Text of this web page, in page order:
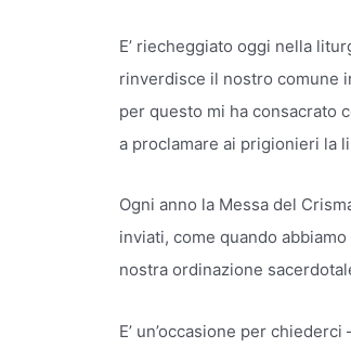
E’ riecheggiato oggi nella
rinverdisce il nostro comune
per questo mi ha consacrato
a proclamare ai prigionieri la
Ogni anno la Messa del
inviati, come quando
nostra ordinazione
E’ un’occasione per